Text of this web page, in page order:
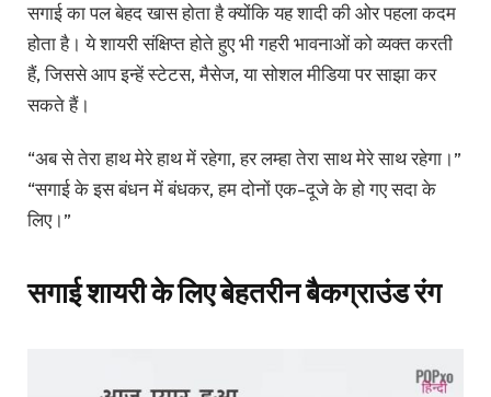
सगाई का पल बेहद खास होता है क्योंकि यह शादी की ओर पहला कदम
होता है। ये शायरी संक्षिप्त होते हुए भी गहरी भावनाओं को व्यक्त करती
हैं, जिससे आप इन्हें स्टेटस, मैसेज, या सोशल मीडिया पर साझा कर
सकते हैं।
“अब से तेरा हाथ मेरे हाथ में रहेगा, हर लम्हा तेरा साथ मेरे साथ रहेगा।”
“सगाई के इस बंधन में बंधकर, हम दोनों एक-दूजे के हो गए सदा के
लिए।”
सगाई शायरी के लिए बेहतरीन बैकग्राउंड रंग